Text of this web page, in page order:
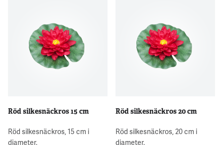
Röd silkesnäckros 15 cm
Röd silkesnäckros, 15 cm i
diameter.
Röd silkesnäckros 20 cm
Röd silkesnäckros, 20 cm i
diameter.